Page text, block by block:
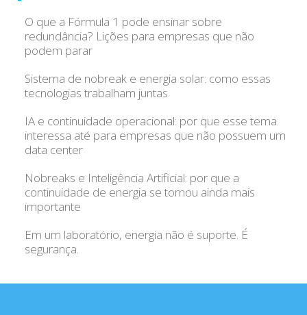
O que a Fórmula 1 pode ensinar sobre
redundância? Lições para empresas que não
podem parar
Sistema de nobreak e energia solar: como essas
tecnologias trabalham juntas
IA e continuidade operacional: por que esse tema
interessa até para empresas que não possuem um
data center
Nobreaks e Inteligência Artificial: por que a
continuidade de energia se tornou ainda mais
importante
Em um laboratório, energia não é suporte. É
segurança.